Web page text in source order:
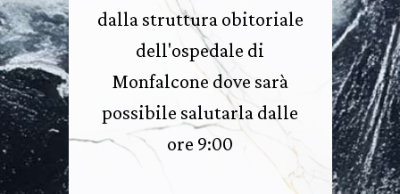
dalla struttura obitoriale
dell'ospedale di
Monfalcone dove sarà
possibile salutarla dalle
ore 9:00